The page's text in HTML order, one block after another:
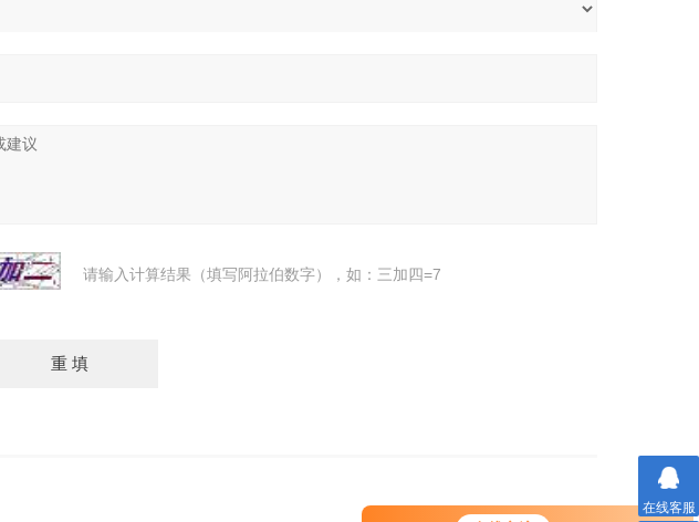
请输入计算结果（填写阿拉伯数字），如：三加四=7
在线客服